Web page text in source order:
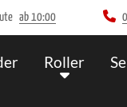
ab 10:00
Roller